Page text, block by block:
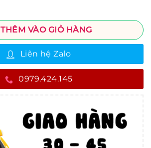
THÊM VÀO GIỎ HÀNG
Liên hệ Zalo
0979.424.145